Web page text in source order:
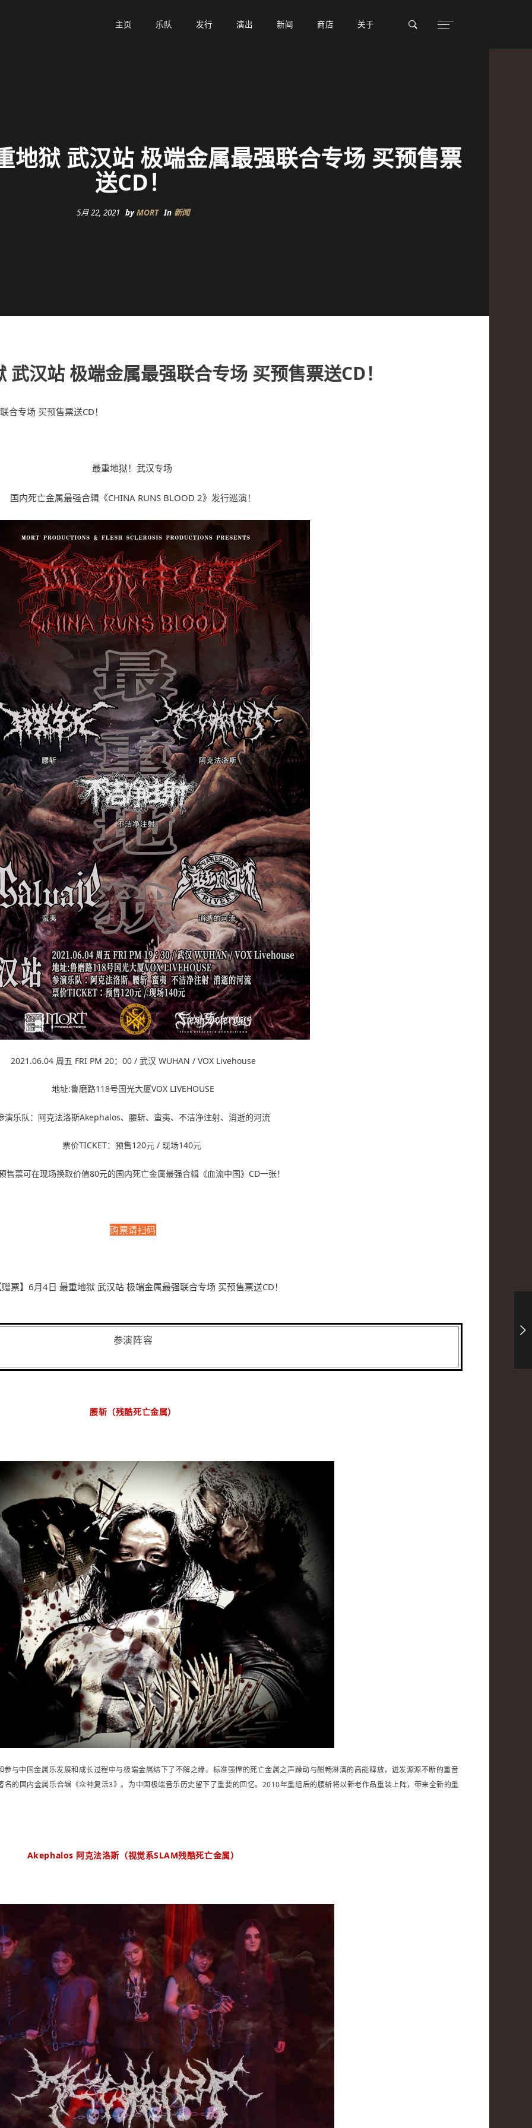
主页
主页 乐队
乐队 发行
发行 演出
演出 新闻
新闻 商店
商店 关于
关于
地狱 武汉站 极端金属最强联合专场 买预售票
送CD！
5月 22, 2021 byMORT In 新闻
汉站 极端金属最强联合专场 买预售票送CD！
最重地狱！武汉专场
国内死亡金属最强合辑《CHINA RUNS BLOOD 2》发行巡演！
2021.06.04 周五 FRI PM 20：00 / 武汉 WUHAN / VOX Livehouse
地址:鲁磨路118号国光大厦VOX LIVEHOUSE
演乐队：阿克法洛斯Akephalos、腰斩、蛮夷、不洁净注射、消逝的河流
票价TICKET：预售120元 / 现场140元
售票可在现场换取价值80元的国内死亡金属最强合辑《血流中国》CD一张！
购票请扫码
参演阵容
腰斩（残酷死亡金属）
与中国金属乐发展和成长过程中与极端金属结下了不解之缘。 标准强悍的死亡金属之声躁动与酣畅淋漓的高能释放，迸发源源不断的重音
名的国内金属乐合辑《众神复活3》。 为中国极端音乐历史留下了重要的回忆。 2010年重组后的腰斩将以新老作品重装上阵，带来全新的重
Akephalos 阿克法洛斯（视觉系SLAM残酷死亡金属）